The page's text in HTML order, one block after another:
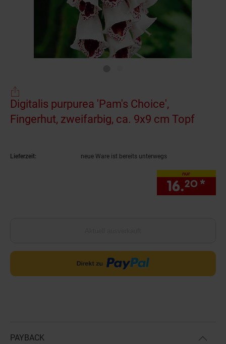
Digitalis purpurea 'Pam's Choice',
Fingerhut, zweifarbig, ca. 9x9 cm Topf
Lieferzeit: neue Ware ist bereits unterwegs
nur
16.20 *
PAYBACK